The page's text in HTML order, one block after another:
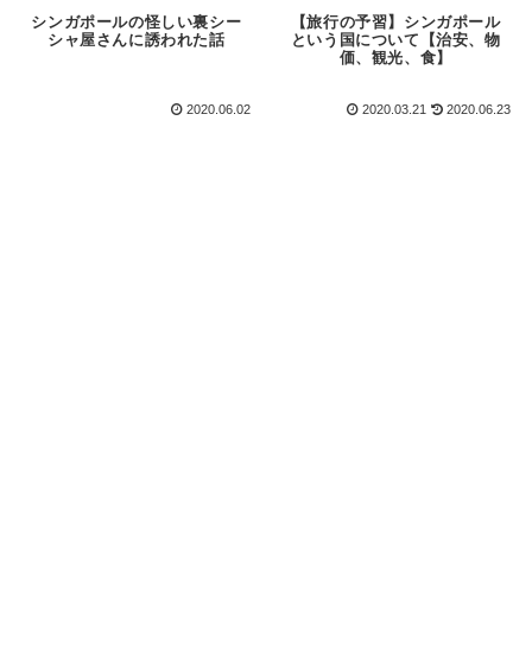
シンガポールの怪しい裏シー
シャ屋さんに誘われた話
2020.06.02
【旅行の予習】シンガポール
という国について【治安、物
価、観光、食】
2020.03.21 2020.06.23